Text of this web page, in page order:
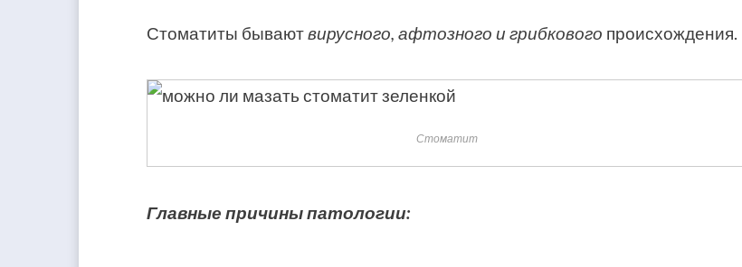
Стоматиты бываютвирусного, афтозного и грибкового происхождения.
Стоматит
Главные причины патологии: